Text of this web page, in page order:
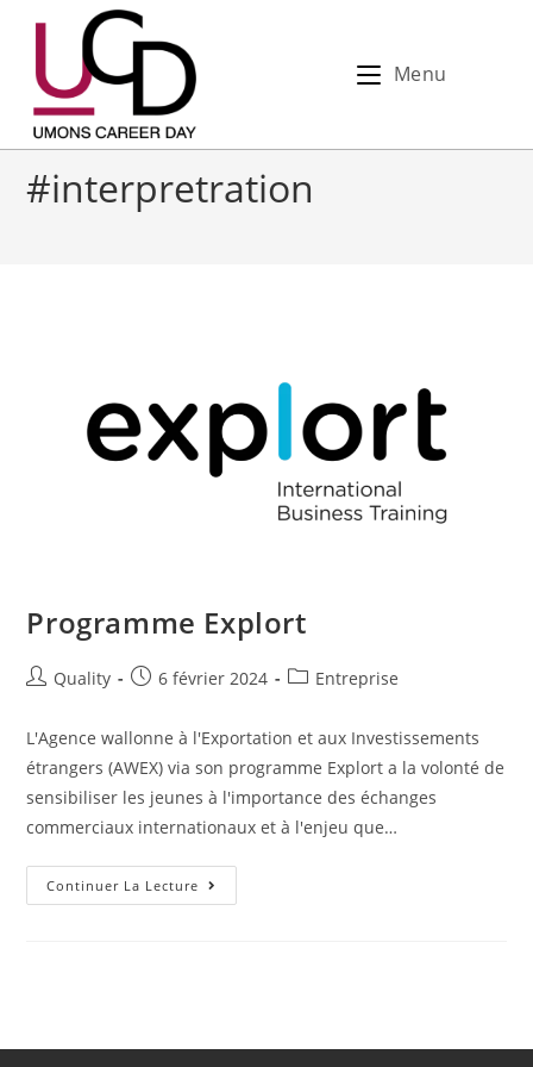
Menu
#interpretration
Programme Explort
Quality 6 février 2024 Entreprise
L'Agence wallonne à l'Exportation et aux Investissements
étrangers (AWEX) via son programme Explort a la volonté de
sensibiliser les jeunes à l'importance des échanges
commerciaux internationaux et à l'enjeu que…
Continuer La Lecture